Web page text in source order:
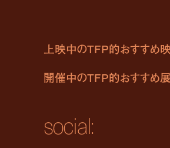
上映中のTFP的おすすめ
開催中のTFP的おすすめ
social: